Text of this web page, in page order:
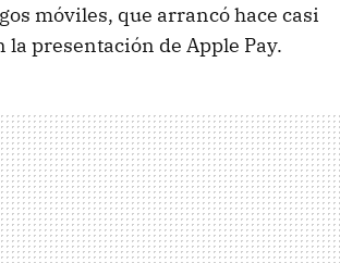
móviles, que arrancó hace casi
la presentación de Apple Pay.